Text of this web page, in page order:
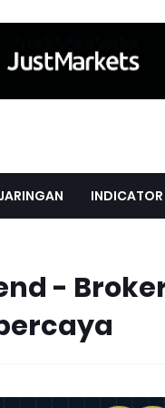
INDICATOR
-